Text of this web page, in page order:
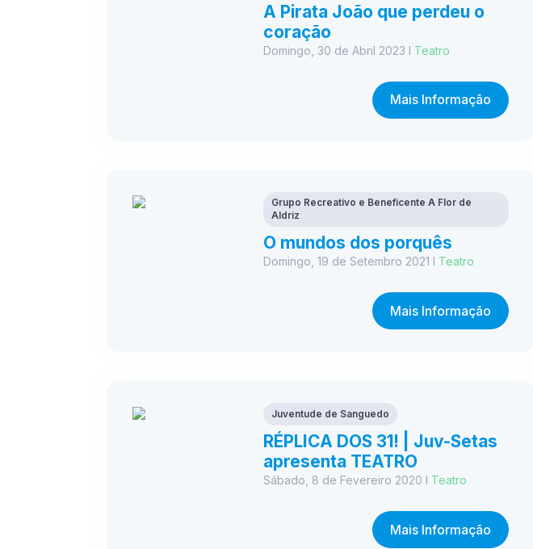
A Pirata João que perdeu o
coração
Domingo, 30 de Abril 2023 I Teatro
Mais Informação
Grupo Recreativo e Beneficente A Flor de
Aldriz
O mundos dos porquês
Domingo, 19 de Setembro 2021 I Teatro
Mais Informação
Juventude de Sanguedo
RÉPLICA DOS 31! | Juv-Setas
apresenta TEATRO
Sábado, 8 de Fevereiro 2020 I Teatro
Mais Informação